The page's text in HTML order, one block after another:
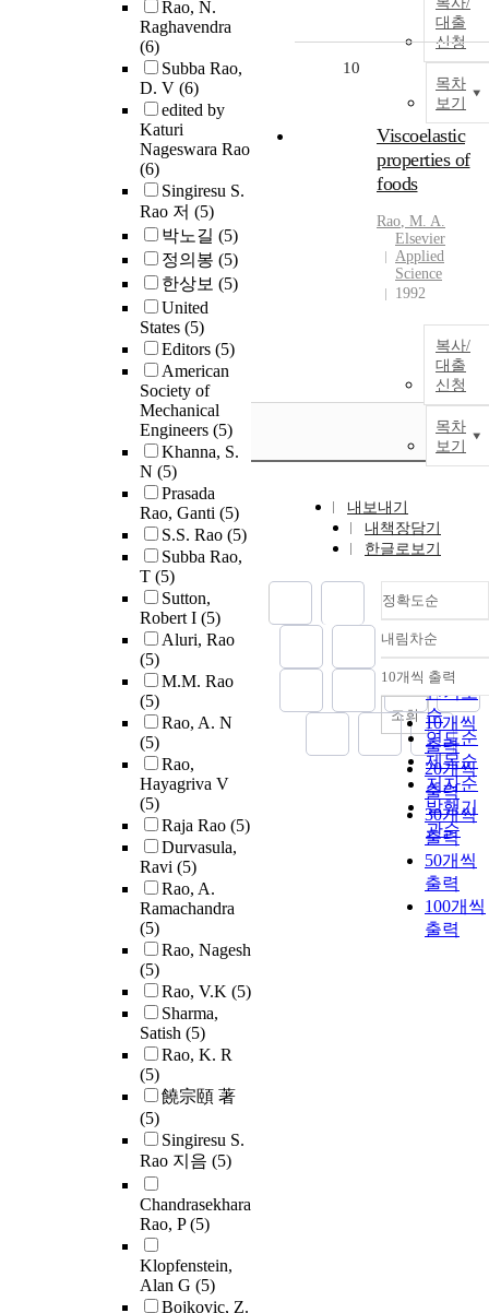
Rao, N.
Raghavendra
(6)
Subba Rao,
D. V (6)
edited by
Katuri
Nageswara Rao
(6)
Singiresu S.
Rao 저 (5)
박노길 (5)
정의봉 (5)
한상보 (5)
United
States (5)
Editors (5)
American
Society of
Mechanical
Engineers (5)
Khanna, S.
N (5)
Prasada
Rao, Ganti (5)
S.S. Rao (5)
Subba Rao,
T (5)
Sutton,
Robert I (5)
Aluri, Rao
(5)
M.M. Rao
(5)
Rao, A. N
(5)
Rao,
Hayagriva V
(5)
Raja Rao (5)
Durvasula,
Ravi (5)
Rao, A.
Ramachandra
(5)
Rao, Nagesh
(5)
Rao, V.K (5)
Sharma,
Satish (5)
Rao, K. R
(5)
饒宗頤 著
(5)
Singiresu S.
Rao 지음 (5)
Chandrasekhara
Rao, P(5)
Klopfenstein,
Alan G (5)
Bojkovic, Z.
대출
신청
목차
보기
10
Viscoelastic
properties of
foods
Rao, M. A.
Elsevier
Applied
Science
1992
복사/
대출
신청
목차
보기
내보내기
내책장담기
한글로보기
정확도순
정확도
순
인기도
순
연도순
제목순
저자순
발행기
관순
내림차순
내림차
10개씩 출력
10개씩
출력
20개씩
출력
30개씩
출력
50개씩
출력
100개씩
출력
조회